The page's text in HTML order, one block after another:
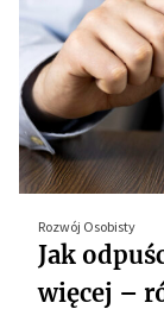
Rozwój Osobisty
Jak
więcej –